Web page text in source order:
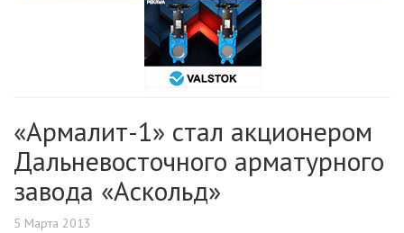
«Армалит-1» стал акционером
Дальневосточного арматурного
завода «Аскольд»
5 Марта 2013